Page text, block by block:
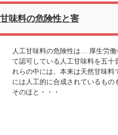
味料の危険性と害
人工甘味料の危険性は… 厚生労働
て認可している人工甘味料を五十
れらの中には、本来は天然甘味料
には人工的に合成されているもの
そのほと・・・